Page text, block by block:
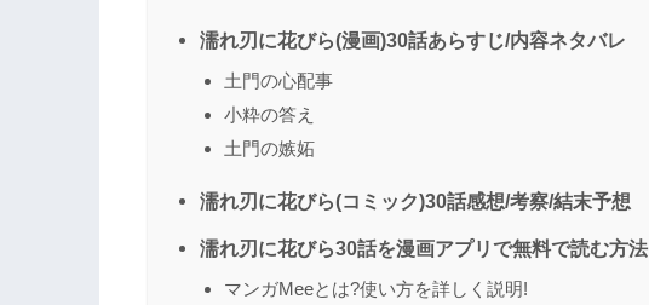
濡れ刃に花びら(漫画)30話あらすじ/内容ネタバレ
土門の心配事
小粋の答え
土門の嫉妬
濡れ刃に花びら(コミック)30話感想/考察/結末予想
濡れ刃に花びら30話を漫画アプリで無料で読む方法
マンガMeeとは?使い方を詳しく説明!